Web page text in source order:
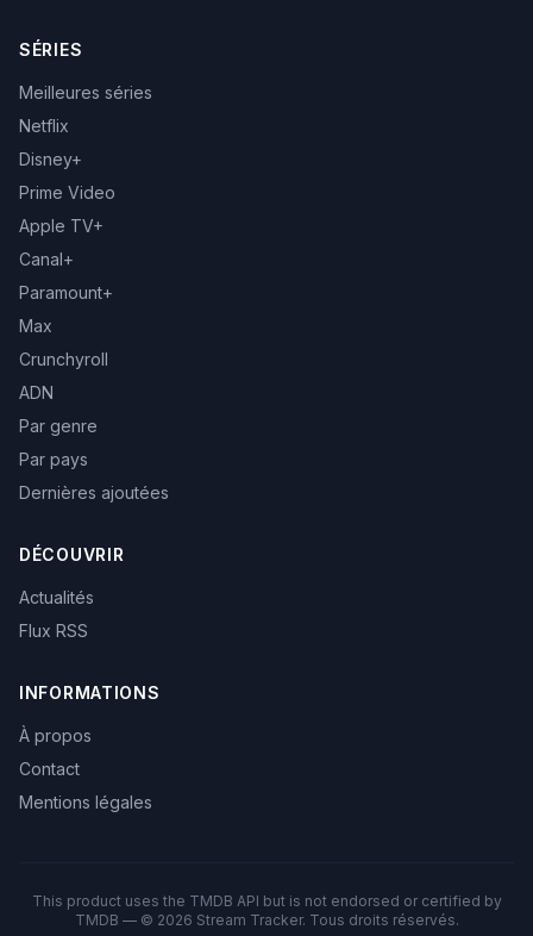
SÉRIES
Meilleures séries
Netflix
Disney+
Prime Video
Apple TV+
Canal+
Paramount+
Max
Crunchyroll
ADN
Par genre
Par pays
Dernières ajoutées
DÉCOUVRIR
Actualités
Flux RSS
INFORMATIONS
À propos
Contact
Mentions légales
This product uses the TMDB API but is not endorsed or certified by
TMDB — © 2026 Stream Tracker. Tous droits réservés.